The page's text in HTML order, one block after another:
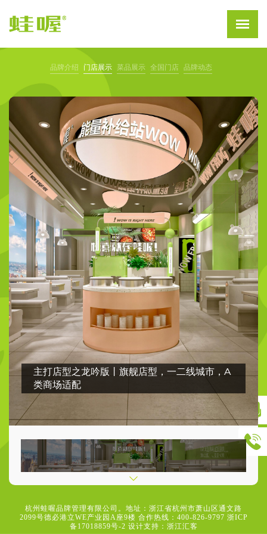
品牌介绍 门店展示 菜品展示 全国门店 品牌动态
主打店型之龙吟版丨旗舰店型，一二线城市，A
类商场适配
杭州蛙喔品牌管理有限公司。地址：浙江省杭州市萧山区通文路
2099号德必港立WE产业园A座9楼 合作热线：400-826-9797 浙ICP
备17018859号-2 设计支持：浙江汇客